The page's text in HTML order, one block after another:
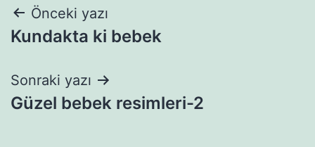
Yazı
gezinmesi
Önceki yazı
Kundakta ki bebek
Sonraki yazı
Güzel bebek resimleri-2